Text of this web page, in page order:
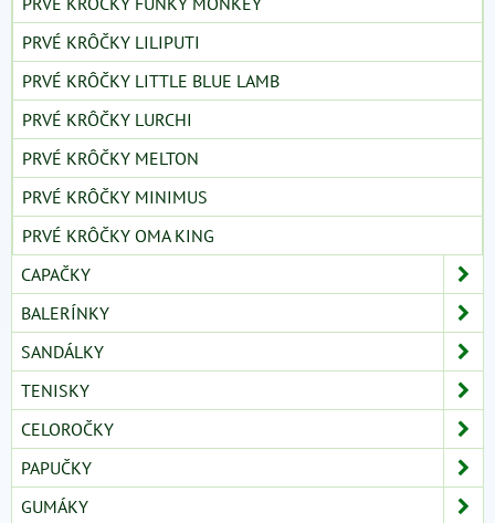
PRVÉ KRÔČKY LILIPUTI
PRVÉ KRÔČKY LITTLE BLUE LAMB
PRVÉ KRÔČKY LURCHI
PRVÉ KRÔČKY MELTON
PRVÉ KRÔČKY MINIMUS
PRVÉ KRÔČKY OMA KING
CAPAČKY
BALERÍNKY
SANDÁLKY
TENISKY
CELOROČKY
PAPUČKY
GUMÁKY